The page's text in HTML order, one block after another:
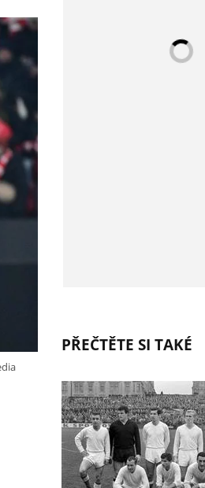
PŘEČTĚTE SI TAKÉ